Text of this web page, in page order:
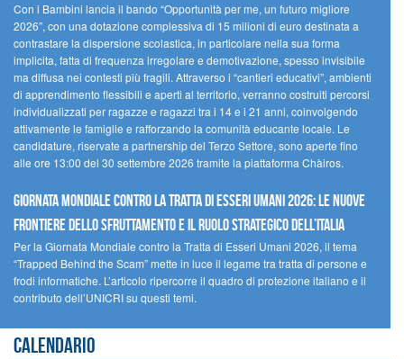
Con i Bambini lancia il bando “Opportunità per me, un futuro migliore
2026”, con una dotazione complessiva di 15 milioni di euro destinata a
contrastare la dispersione scolastica, in particolare nella sua forma
implicita, fatta di frequenza irregolare e demotivazione, spesso invisibile
ma diffusa nei contesti più fragili. Attraverso i “cantieri educativi”, ambienti
di apprendimento flessibili e aperti al territorio, verranno costruiti percorsi
individualizzati per ragazze e ragazzi tra i 14 e i 21 anni, coinvolgendo
attivamente le famiglie e rafforzando la comunità educante locale. Le
candidature, riservate a partnership del Terzo Settore, sono aperte fino
alle ore 13:00 del 30 settembre 2026 tramite la piattaforma Chàiros.
GIORNATA MONDIALE CONTRO LA TRATTA DI ESSERI UMANI 2026: LE NUOVE
FRONTIERE DELLO SFRUTTAMENTO E IL RUOLO STRATEGICO DELL’ITALIA
Per la Giornata Mondiale contro la Tratta di Esseri Umani 2026, il tema
“Trapped Behind the Scam” mette in luce il legame tra tratta di persone e
frodi informatiche. L’articolo ripercorre il quadro di protezione italiano e il
contributo dell’UNICRI su questi temi.
Calendario